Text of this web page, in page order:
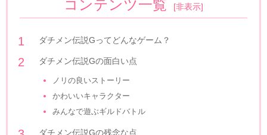
コンテンツ一覧 [非表示]
ダチメン伝説Gってどんなゲーム？
ダチメン伝説Gの面白い点
ノリの良いストーリー
かわいいキャラクター
みんなで遊ぶギルドバトル
ダチメン伝説Gの残念な点